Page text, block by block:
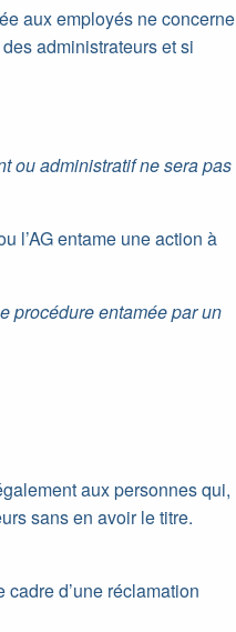
aux employés ne concerne
administrateurs et si
ou administratif ne sera pas
l’AG entame une action à
procédure entamée par un
aux personnes qui,
sans en avoir le titre.
d’une réclamation